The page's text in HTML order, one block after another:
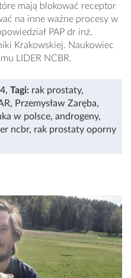
mają blokować receptor
na inne ważne procesy w
PAP dr inż.
Krakowskiej. Naukowiec
LIDER NCBR.
, Tagi: rak prostaty,
, Przemysław Zaręba,
w polsce, androgeny,
ncbr, rak prostaty oporny